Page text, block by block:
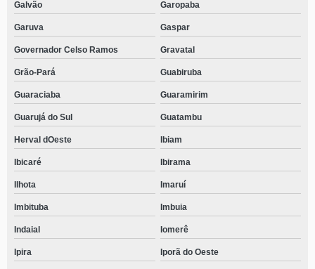
Galvão Garopaba
Garuva Gaspar
Governador Celso Ramos Gravatal
Grão-Pará Guabiruba
Guaraciaba Guaramirim
Guarujá do Sul Guatambu
Herval dOeste Ibiam
Ibicaré Ibirama
Ilhota Imaruí
Imbituba Imbuia
Indaial Iomerê
Ipira Iporã do Oeste